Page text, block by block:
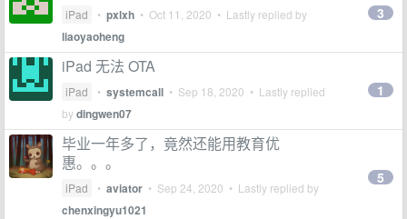
iPad • pxlxh • Oct 11, 2020 • Lastly replied by
liaoyaoheng
3
iPad 无法 OTA
iPad • systemcall • Sep 18, 2020 • Lastly replied
bydingwen07
1
毕业一年多了，竟然还能用教育优
惠。。。
iPad • aviator • Sep 24, 2020 • Lastly replied by
chenxingyu1021
5